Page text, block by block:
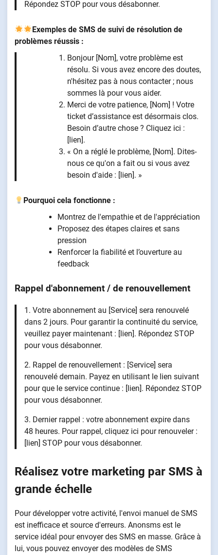
Répondez STOP pour vous désabonner.
Exemples de SMS de suivi de résolution de
problèmes réussis :
Bonjour [Nom], votre problème est
résolu. Si vous avez encore des doutes,
n'hésitez pas à nous contacter ; nous
sommes là pour vous aider.
Merci de votre patience, [Nom] ! Votre
ticket d’assistance est désormais clos.
Besoin d’autre chose ? Cliquez ici :
[lien].
« On a réglé le problème, [Nom]. Dites-
nous ce qu'on a fait ou si vous avez
besoin d'aide : [lien]. »
Pourquoi cela fonctionne :
Montrez de l'empathie et de l'appréciation
Proposez des étapes claires et sans
pression
Renforcer la fiabilité et l’ouverture au
feedback
Rappel d'abonnement / de renouvellement
1. Votre abonnement au [Service] sera renouvelé
dans 2 jours. Pour garantir la continuité du service,
veuillez payer maintenant : [lien]. Répondez STOP
pour vous désabonner.
2. Rappel de renouvellement : [Service] sera
renouvelé demain. Payez en utilisant le lien suivant
pour que le service continue : [lien]. Répondez STOP
pour vous désabonner.
3. Dernier rappel : votre abonnement expire dans
48 heures. Pour rappel, cliquez ici pour renouveler :
[lien] STOP pour vous désabonner.
Réalisez votre marketing par SMS à
grande échelle
Pour développer votre activité, l'envoi manuel de SMS
est inefficace et source d'erreurs. Anonsms est le
service idéal pour envoyer des SMS en masse. Grâce à
lui, vous pouvez envoyer des modèles de SMS